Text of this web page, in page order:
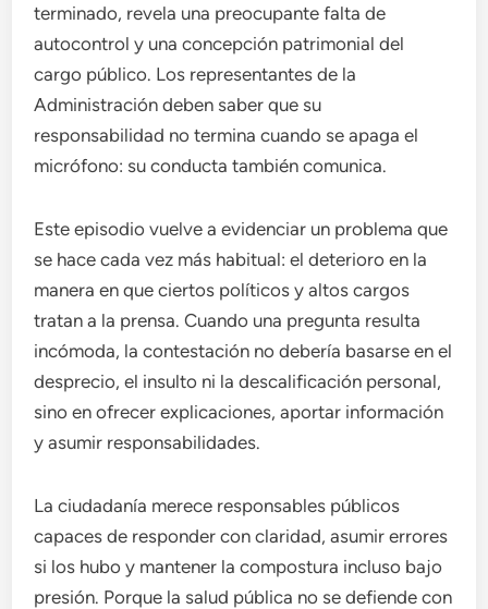
terminado, revela una preocupante falta de
autocontrol y una concepción patrimonial del
cargo público. Los representantes de la
Administración deben saber que su
responsabilidad no termina cuando se apaga el
micrófono: su conducta también comunica.
Este episodio vuelve a evidenciar un problema que
se hace cada vez más habitual: el deterioro en la
manera en que ciertos políticos y altos cargos
tratan a la prensa. Cuando una pregunta resulta
incómoda, la contestación no debería basarse en el
desprecio, el insulto ni la descalificación personal,
sino en ofrecer explicaciones, aportar información
y asumir responsabilidades.
La ciudadanía merece responsables públicos
capaces de responder con claridad, asumir errores
si los hubo y mantener la compostura incluso bajo
presión. Porque la salud pública no se defiende con